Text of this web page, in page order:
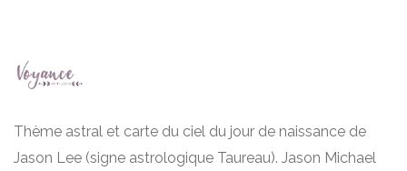
Thème astral et carte du ciel du jour de naissance de
Jason Lee (signe astrologique Taureau). Jason Michael